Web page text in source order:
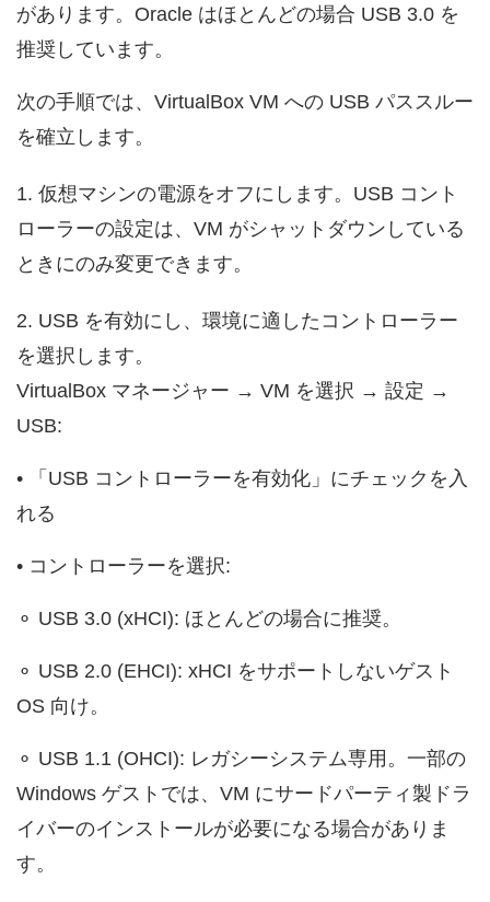
があります。Oracle はほとんどの場合 USB 3.0 を
推奨しています。
次の手順では、VirtualBox VM への USB パススルー
を確立します。
1. 仮想マシンの電源をオフにします。USB コント
ローラーの設定は、VM がシャットダウンしている
ときにのみ変更できます。
2. USB を有効にし、環境に適したコントローラー
を選択します。
VirtualBox マネージャー → VM を選択 → 設定 →
USB:
• 「USB コントローラーを有効化」にチェックを入
れる
• コントローラーを選択:
⚬ USB 3.0 (xHCI): ほとんどの場合に推奨。
⚬ USB 2.0 (EHCI): xHCI をサポートしないゲスト
OS 向け。
⚬ USB 1.1 (OHCI): レガシーシステム専用。一部の
Windows ゲストでは、VM にサードパーティ製ドラ
イバーのインストールが必要になる場合がありま
す。